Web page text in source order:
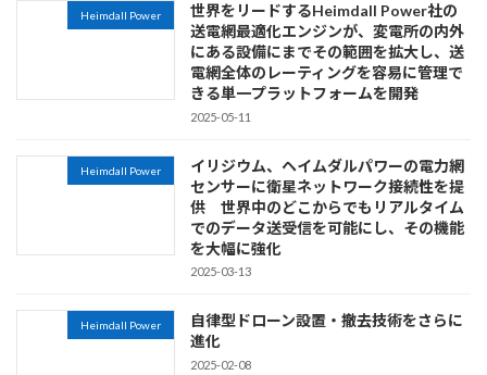
Heimdall Power
世界をリードするHeimdall Power社の
送電網最適化エンジンが、変電所の内外
にある設備にまでその範囲を拡大し、送
電網全体のレーティングを容易に管理で
きる単一プラットフォームを開発
2025-05-11
Heimdall Power
イリジウム、ヘイムダルパワーの電力網
センサーに衛星ネットワーク接続性を提
供 世界中のどこからでもリアルタイム
でのデータ送受信を可能にし、その機能
を大幅に強化
2025-03-13
Heimdall Power
自律型ドローン設置・撤去技術をさらに
進化
2025-02-08